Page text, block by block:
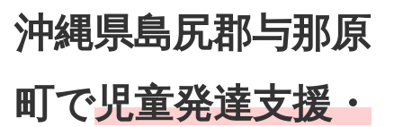
沖縄県島尻郡与那原
町で児童発達支援・